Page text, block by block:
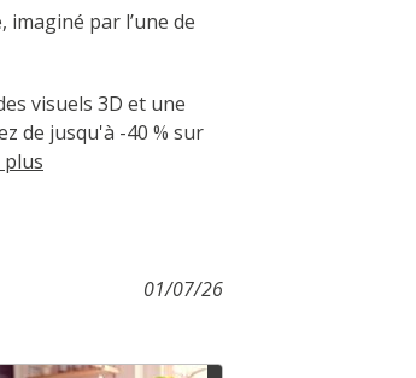
par l’une de
visuels 3D et une
de jusqu'à -40 % sur
01/07/26